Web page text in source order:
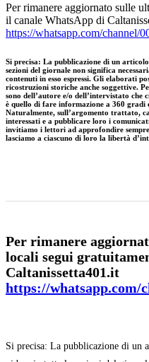
Per rimanere aggiornato sulle
il canale WhatsApp di
https://whatsapp.com/
Si precisa: La pubblicazione di un
sezioni del giornale non significa
contenuti in esso espressi. Gli elaborati
ricostruzioni storiche anche soggettive.
sono dell’autore e/o dell’intervistato
è quello di fare informazione a 360 gradi
Naturalmente, sull’argomento trattato,
interessati e a pubblicare loro i
invitiamo i lettori ad approfondire
lasciamo a ciascuno di loro la libertà
Per rimanere
locali segui
Caltanissetta401.it
https://whatsapp.com/
Si precisa: La pubblicazione di un